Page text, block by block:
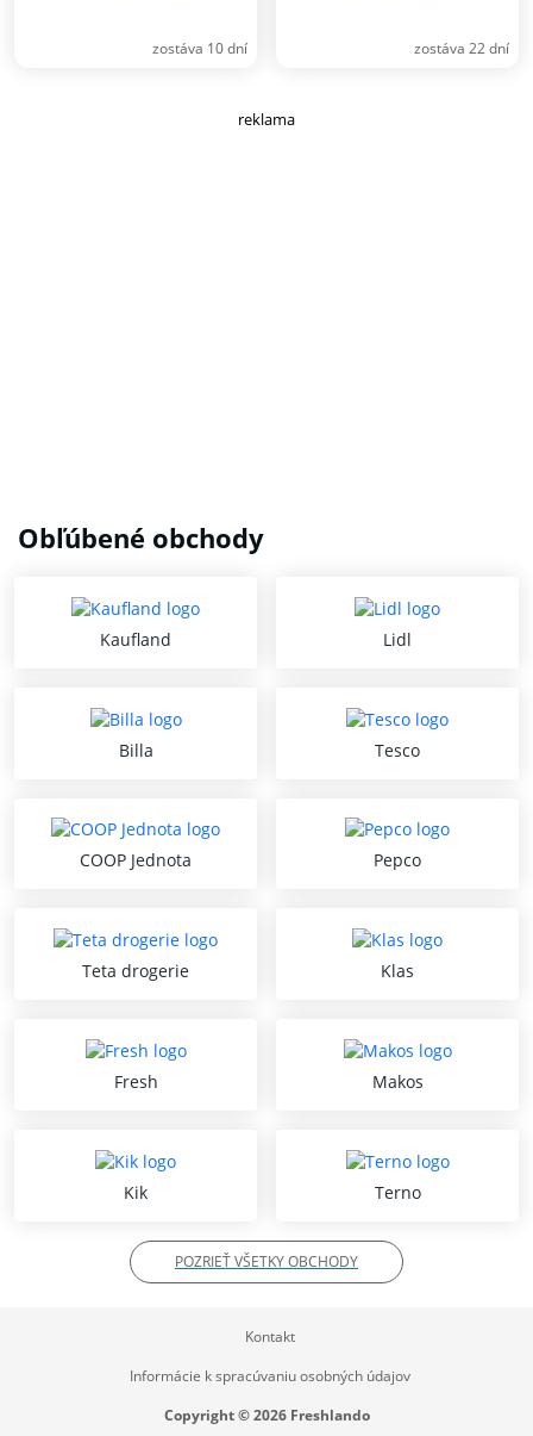
zostáva 10 dní zostáva 22 dní
reklama
Obľúbené obchody
Kaufland Lidl
Billa Tesco
COOP Jednota Pepco
Teta drogerie Klas
Fresh Makos
Kik Terno
POZRIEŤ VŠETKY OBCHODY
Kontakt
Informácie k spracúvaniu osobných údajov
Copyright © 2026 Freshlando